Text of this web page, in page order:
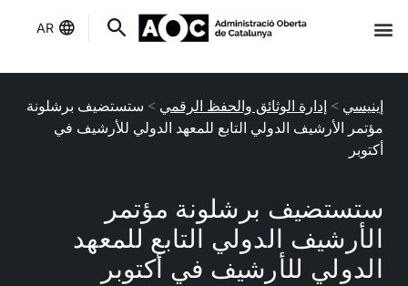
AR
إينيسي > إدارة الوثائق والحفظ الرقمي > ستستضيف برشلونة
مؤتمر الأرشيف الدولي التابع للمعهد الدولي للأرشيف في
أكتوبر
ستستضيف برشلونة مؤتمر
الأرشيف الدولي التابع للمعهد
الدولي للأرشيف في أكتوبر